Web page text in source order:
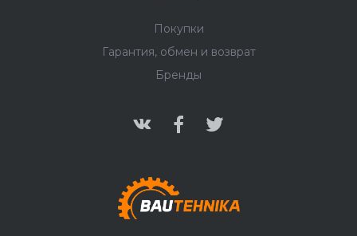
Покупки
Гарантия, обмен и возврат
Бренды